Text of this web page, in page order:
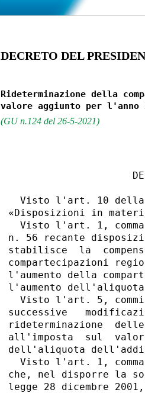
DECRETO DEL
Rideterminazione della
(GU n.124 del 26-5-2021)
Visto l'art. 10
«Disposizioni in
Visto l'art. 1,
n. 56 recante
stabilisce  la
compartecipazioni
l'aumento della
l'aumento
Visto l'art. 5,
successive
rideterminazione
all'imposta  sul
dell'aliquota
Visto l'art. 1,
che, nel disporre la
legge 28 dicembre